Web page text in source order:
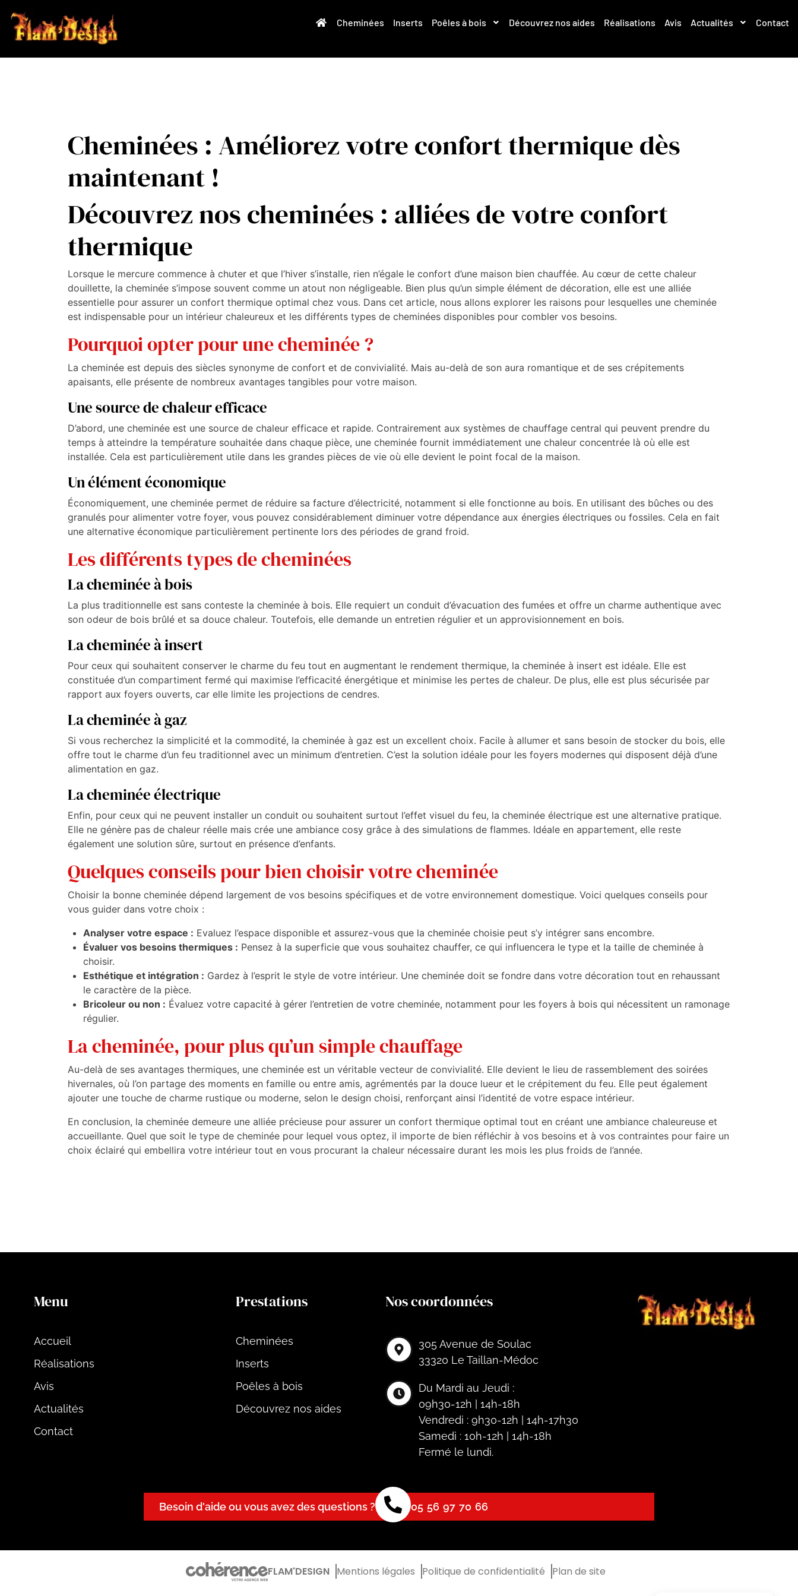
Cheminées Inserts Poêles à bois Découvrez nos aides Réalisations Avis Actualités Contact
Cheminées : Améliorez votre confort thermique dès
maintenant !
Découvrez nos cheminées : alliées de votre confort
thermique
Lorsque le mercure commence à chuter et que l’hiver s’installe, rien n’égale le confort d’une maison bien chauffée. Au cœur de cette chaleur
douillette, la cheminée s’impose souvent comme un atout non négligeable. Bien plus qu’un simple élément de décoration, elle est une alliée
essentielle pour assurer un confort thermique optimal chez vous. Dans cet article, nous allons explorer les raisons pour lesquelles une cheminée
est indispensable pour un intérieur chaleureux et les différents types de cheminées disponibles pour combler vos besoins.
Pourquoi opter pour une cheminée ?
La cheminée est depuis des siècles synonyme de confort et de convivialité. Mais au-delà de son aura romantique et de ses crépitements
apaisants, elle présente de nombreux avantages tangibles pour votre maison.
Une source de chaleur efficace
D’abord, une cheminée est une source de chaleur efficace et rapide. Contrairement aux systèmes de chauffage central qui peuvent prendre du
temps à atteindre la température souhaitée dans chaque pièce, une cheminée fournit immédiatement une chaleur concentrée là où elle est
installée. Cela est particulièrement utile dans les grandes pièces de vie où elle devient le point focal de la maison.
Un élément économique
Économiquement, une cheminée permet de réduire sa facture d’électricité, notamment si elle fonctionne au bois. En utilisant des bûches ou des
granulés pour alimenter votre foyer, vous pouvez considérablement diminuer votre dépendance aux énergies électriques ou fossiles. Cela en fait
une alternative économique particulièrement pertinente lors des périodes de grand froid.
Les différents types de cheminées
La cheminée à bois
La plus traditionnelle est sans conteste la cheminée à bois. Elle requiert un conduit d’évacuation des fumées et offre un charme authentique avec
son odeur de bois brûlé et sa douce chaleur. Toutefois, elle demande un entretien régulier et un approvisionnement en bois.
La cheminée à insert
Pour ceux qui souhaitent conserver le charme du feu tout en augmentant le rendement thermique, la cheminée à insert est idéale. Elle est
constituée d’un compartiment fermé qui maximise l’efficacité énergétique et minimise les pertes de chaleur. De plus, elle est plus sécurisée par
rapport aux foyers ouverts, car elle limite les projections de cendres.
La cheminée à gaz
Si vous recherchez la simplicité et la commodité, la cheminée à gaz est un excellent choix. Facile à allumer et sans besoin de stocker du bois, elle
offre tout le charme d’un feu traditionnel avec un minimum d’entretien. C’est la solution idéale pour les foyers modernes qui disposent déjà d’une
alimentation en gaz.
La cheminée électrique
Enfin, pour ceux qui ne peuvent installer un conduit ou souhaitent surtout l’effet visuel du feu, la cheminée électrique est une alternative pratique.
Elle ne génère pas de chaleur réelle mais crée une ambiance cosy grâce à des simulations de flammes. Idéale en appartement, elle reste
également une solution sûre, surtout en présence d’enfants.
Quelques conseils pour bien choisir votre cheminée
Choisir la bonne cheminée dépend largement de vos besoins spécifiques et de votre environnement domestique. Voici quelques conseils pour
vous guider dans votre choix :
Analyser votre espace : Evaluez l’espace disponible et assurez-vous que la cheminée choisie peut s’y intégrer sans encombre.
Évaluer vos besoins thermiques : Pensez à la superficie que vous souhaitez chauffer, ce qui influencera le type et la taille de cheminée à
choisir.
Esthétique et intégration : Gardez à l’esprit le style de votre intérieur. Une cheminée doit se fondre dans votre décoration tout en rehaussant
le caractère de la pièce.
Bricoleur ou non : Évaluez votre capacité à gérer l’entretien de votre cheminée, notamment pour les foyers à bois qui nécessitent un ramonage
régulier.
La cheminée, pour plus qu’un simple chauffage
Au-delà de ses avantages thermiques, une cheminée est un véritable vecteur de convivialité. Elle devient le lieu de rassemblement des soirées
hivernales, où l’on partage des moments en famille ou entre amis, agrémentés par la douce lueur et le crépitement du feu. Elle peut également
ajouter une touche de charme rustique ou moderne, selon le design choisi, renforçant ainsi l’identité de votre espace intérieur.
En conclusion, la cheminée demeure une alliée précieuse pour assurer un confort thermique optimal tout en créant une ambiance chaleureuse et
accueillante. Quel que soit le type de cheminée pour lequel vous optez, il importe de bien réfléchir à vos besoins et à vos contraintes pour faire un
choix éclairé qui embellira votre intérieur tout en vous procurant la chaleur nécessaire durant les mois les plus froids de l’année.
Menu
Accueil
Réalisations
Avis
Actualités
Contact
Prestations
Cheminées
Inserts
Poêles à bois
Découvrez nos aides
Nos coordonnées
305 Avenue de Soulac
33320 Le Taillan-Médoc
Du Mardi au Jeudi :
09h30-12h | 14h-18h
Vendredi : 9h30-12h | 14h-17h30
Samedi : 10h-12h | 14h-18h
Fermé le lundi.
Besoin d'aide ou vous avez des questions ? 05 56 97 70 66
FLAM'DESIGN Mentions légales Politique de confidentialité Plan de site